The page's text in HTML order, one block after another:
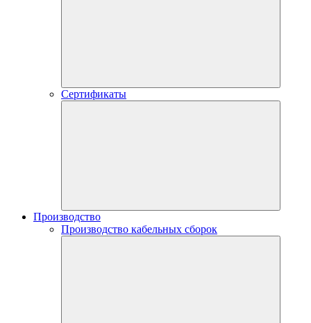
Сертификаты
Производство
Производство кабельных сборок